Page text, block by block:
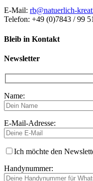
E-Mail: rb@natuerlich-
Telefon: +49 (0)7843 / 99
Bleib in Kontakt
Newsletter
Name:
E-Mail-Adresse:
Ich möchte den
Handynummer: